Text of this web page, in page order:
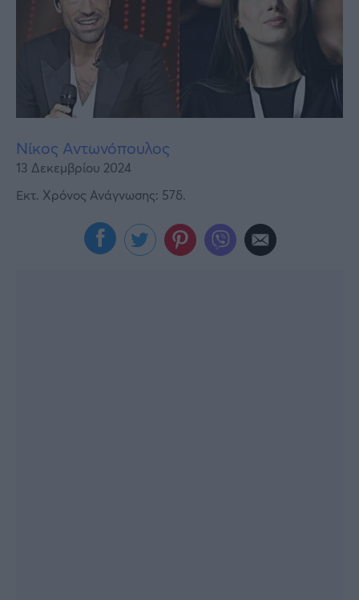
Νίκος Αντωνόπουλος
13 Δεκεμβρίου 2024
Εκτ. Χρόνος Ανάγνωσης: 57δ.